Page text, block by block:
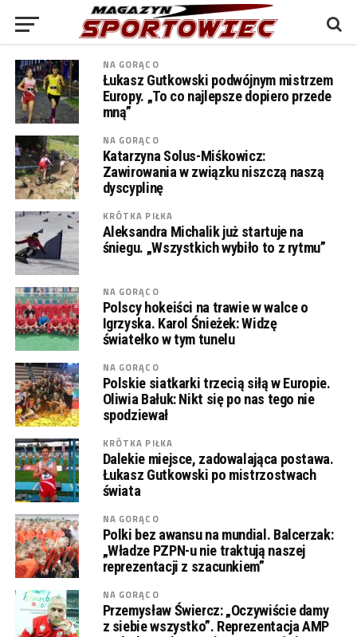
NA GORĄCO
Łukasz Gutkowski podwójnym mistrzem
Europy. „To co najlepsze dopiero przede
mną”
NA GORĄCO
Katarzyna Solus-Miśkowicz:
Zawirowania w związku niszczą naszą
dyscyplinę
KRÓTKA PIŁKA
Aleksandra Michalik już startuje na
śniegu. „Wszystkich wybiło to z rytmu”
NA GORĄCO
Polscy hokeiści na trawie w walce o
Igrzyska. Karol Śnieżek: Widzę
światełko w tym tunelu
NA GORĄCO
Polskie siatkarki trzecią siłą w Europie.
Oliwia Bałuk: Nikt się po nas tego nie
spodziewał
KRÓTKA PIŁKA
Dalekie miejsce, zadowalająca postawa.
Łukasz Gutkowski po mistrzostwach
świata
NA GORĄCO
Polki bez awansu na mundial. Balcerzak:
„Władze PZPN-u nie traktują naszej
reprezentacji z szacunkiem”
NA GORĄCO
Przemysław Świercz: „Oczywiście damy
z siebie wszystko”. Reprezentacja AMP